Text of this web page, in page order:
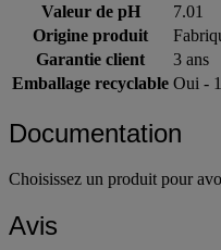
Valeur de pH
7.01
Origine produit
Garantie client
3 ans
Emballage recyclable Oui -
Documentation
Choisissez un produit pour
Avis